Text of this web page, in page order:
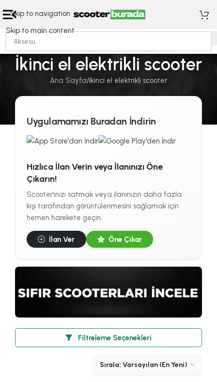
Skip to navigation
Skip to main content
İkinci el elektrikli scooter
Ana Sayfa İkinci el elektrikli scooter
Uygulamamızı Buradan İndirin
Hızlıca İlan Verin veya İlanınızı Öne
Çıkarın!
Scooter'ınızı satmak veya ilanınızın daha fazla
kişi tarafından görüntülenmesini sağlamak için
hemen harekete geçin.
İlan Ver Öne Çıkar
Filtreleme Seçenekleri